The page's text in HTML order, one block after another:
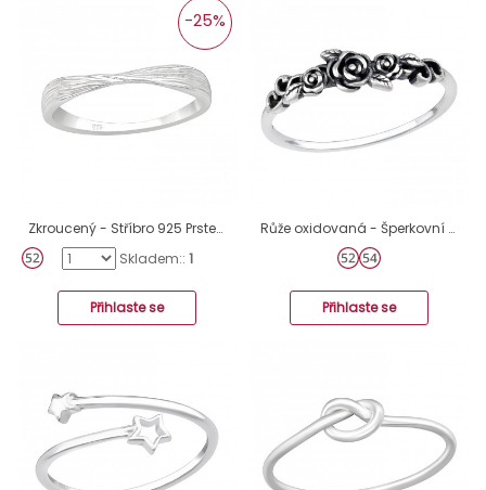
Zkroucený - Stříbro 925 Prsteny bez kamenů A4S41441
-25%
Skladem:: 1
Přihlaste se
Růže oxidovaná - Šperkovní Stříbro 925 Prsteny Bez Kamenů A4S46761
Přihlaste se